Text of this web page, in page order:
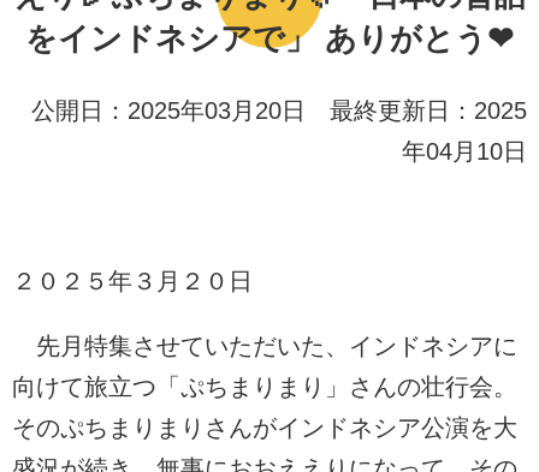
をインドネシアで」 ありがとう❤
公開日：2025年03月20日 最終更新日：2025
年04月10日
２０２５年３月２０日
先月特集させていただいた、インドネシアに
向けて旅立つ「ぷちまりまり」さんの壮行会。
そのぷちまりまりさんがインドネシア公演を大